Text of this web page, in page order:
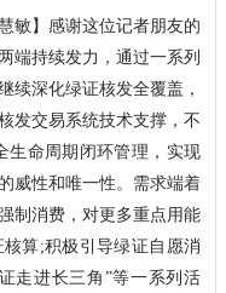
】感谢这位记者朋友的
端持续发力，通过一系列
续深化绿证核发全覆盖，
发交易系统技术支撑，不
生命周期闭环管理，实现
威性和唯一性。需求端着
制消费，对更多重点用能
算;积极引导绿证自愿消
走进长三角”等一系列活